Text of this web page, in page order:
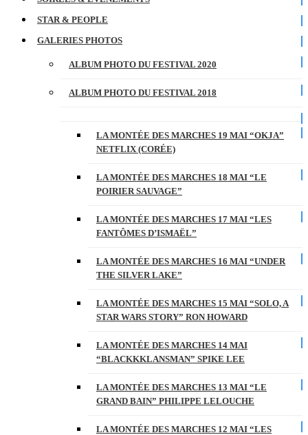
STAR & PEOPLE
GALERIES PHOTOS
ALBUM PHOTO DU FESTIVAL 2020
ALBUM PHOTO DU FESTIVAL 2018
LA MONTÉE DES MARCHES 19 MAI “OKJA”
NETFLIX (CORÉE)
LA MONTÉE DES MARCHES 18 MAI “LE
POIRIER SAUVAGE”
LA MONTÉE DES MARCHES 17 MAI “LES
FANTÔMES D’ISMAËL”
LA MONTÉE DES MARCHES 16 MAI “UNDER
THE SILVER LAKE”
LA MONTÉE DES MARCHES 15 MAI “SOLO, A
STAR WARS STORY” RON HOWARD
LA MONTÉE DES MARCHES 14 MAI
“BLACKKKLANSMAN” SPIKE LEE
LA MONTÉE DES MARCHES 13 MAI “LE
GRAND BAIN” PHILIPPE LELOUCHE
LA MONTÉE DES MARCHES 12 MAI “LES